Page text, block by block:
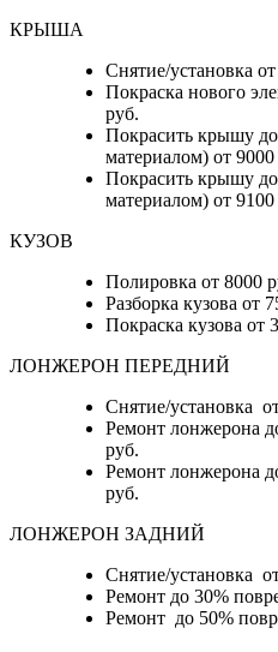
КРЫША
Снятие/установка
Покраска нового
руб.
Покрасить крышу
материалом) от 9000
Покрасить крышу
материалом) от 9100
КУЗОВ
Полировка от 8000
Разборка кузова от
Покраска кузова от
ЛОНЖЕРОН ПЕРЕДНИЙ
Снятие/установка
Ремонт лонжерона
руб.
Ремонт лонжерона
руб.
ЛОНЖЕРОН ЗАДНИЙ
Снятие/установка
Ремонт до 30%
Ремонт до 50%